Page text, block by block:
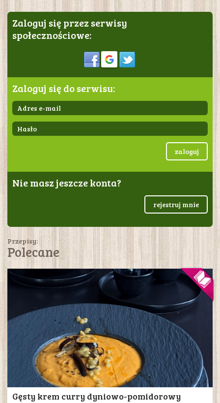
Zaloguj się przez serwisy
społecznościowe:
Sign in
Zaloguj się do serwisu:
zaloguj
Nie masz jeszcze konta?
rejestruj mnie
Przepisy:
Polecane
Gęsty krem curry dyniowo-pomidorowy